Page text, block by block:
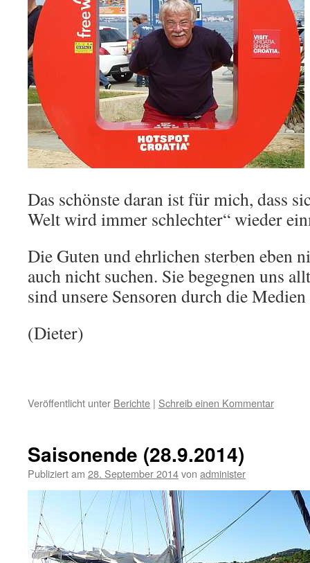
Das schönste daran ist für mich, dass
Welt wird immer schlechter“ wieder
Die Guten und ehrlichen sterben eben
auch nicht suchen. Sie begegnen uns
sind unsere Sensoren durch die
(Dieter)
Veröffentlicht unter Berichte | Schreib einen Kommentar
Saisonende (28.9.2014)
Publiziert am 28. September 2014von administer